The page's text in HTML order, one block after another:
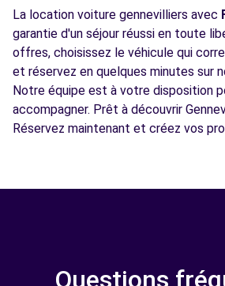
La location voiture gennevilliers avec
garantie d'un séjour réussi en toute
offres, choisissez le véhicule qui
et réservez en quelques minutes sur
Notre équipe est à votre disposition
accompagner. Prêt à découvrir
Réservez maintenant et créez vos
Questions